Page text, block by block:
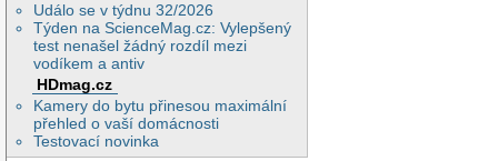
Událo se v týdnu 32/2026
Týden na ScienceMag.cz: Vylepšený
test nenašel žádný rozdíl mezi
vodíkem a antiv
HDmag.cz
Kamery do bytu přinesou maximální
přehled o vaší domácnosti
Testovací novinka